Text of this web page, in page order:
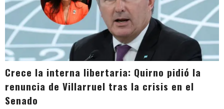
Crece la interna libertaria: Quirno pidió la
renuncia de Villarruel tras la crisis en el
Senado